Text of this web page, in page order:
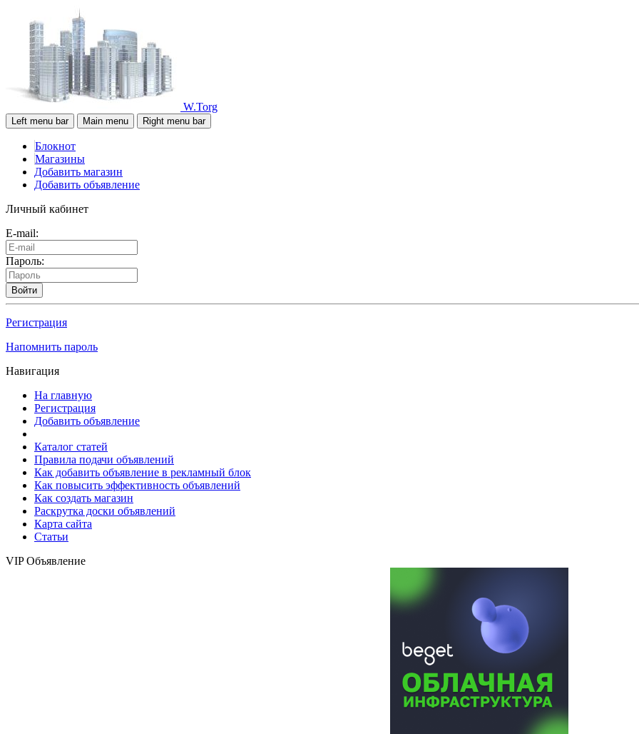
W.Torg
Left menu bar Main menu Right menu bar
Блокнот
Магазины
Добавить магазин
Добавить объявление
Личный кабинет
E-mail:
Пароль:
Войти
Регистрация
Напомнить пароль
Навигация
На главную
Регистрация
Добавить объявление
Каталог статей
Правила подачи объявлений
Как добавить объявление в рекламный блок
Как повысить эффективность объявлений
Как создать магазин
Раскрутка доски объявлений
Карта сайта
Статьи
VIP Объявление